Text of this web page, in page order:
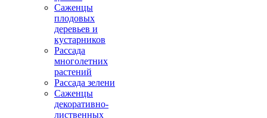
Саженцы
плодовых
деревьев и
кустарников
Рассада
многолетних
растений
Рассада зелени
Саженцы
декоративно-
лиственных